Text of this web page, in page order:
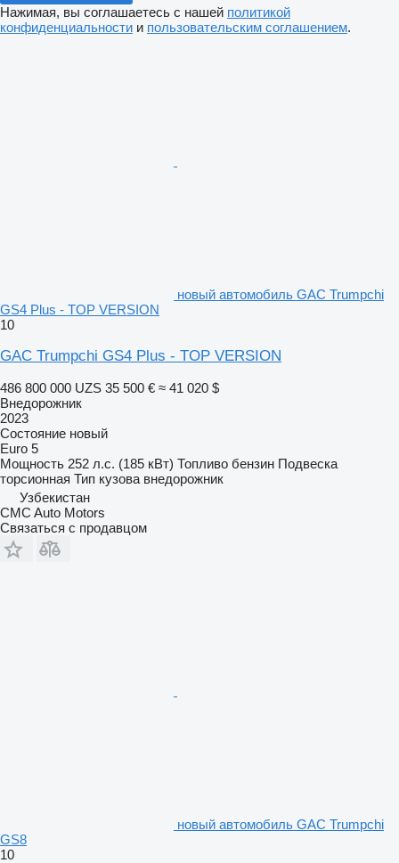
Нажимая, вы соглашаетесь с нашей политикой
конфиденциальности и пользовательским соглашением.
новый автомобиль GAC Trumpchi
GS4 Plus - TOP VERSION
10
GAC Trumpchi GS4 Plus - TOP VERSION
486 800 000 UZS 35 500 € ≈ 41 020 $
Внедорожник
2023
Состояние новый
Euro 5
Мощность 252 л.с. (185 кВт) Топливо бензин Подвеска
торсионная Тип кузова внедорожник
Узбекистан
CMC Auto Motors
Связаться с продавцом
новый автомобиль GAC Trumpchi
GS8
10